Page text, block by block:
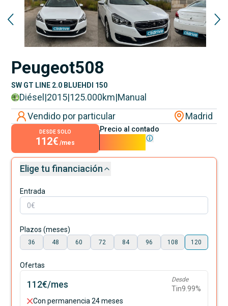
Peugeot508
SW GT LINE 2.0 BLUEHDI 150
Diésel |2015|125.000km|Manual
Vendido por particular
Madrid
DESDE SOLO
112€ /mes
Precio al contado
Elige tu financiación
Entrada
Plazos (meses)
36 48 60 72 84 96 108 120
Ofertas
112€/mes Desde
Tin9.99%
Con permanencia 24 meses